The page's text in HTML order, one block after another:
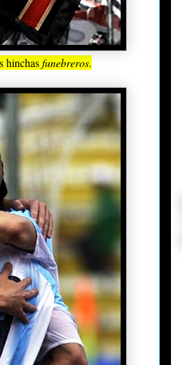
hinchasfunebreros.